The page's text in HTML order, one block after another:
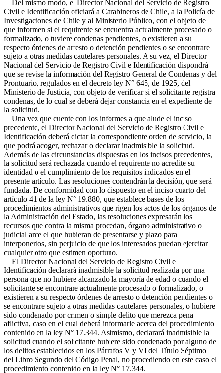
Del mismo modo, el Director Nacional del Servicio de Registro
Civil e Identificación oficiará a Carabineros de Chile, a la Policía de
Investigaciones de Chile y al Ministerio Público, con el objeto de
que informen si el requirente se encuentra actualmente procesado o
formalizado, o tuviere condenas pendientes, o existieren a su
respecto órdenes de arresto o detención pendientes o se encontrare
sujeto a otras medidas cautelares personales. A su vez, el Director
Nacional del Servicio de Registro Civil e Identificación dispondrá
que se revise la información del Registro General de Condenas y del
Prontuario, regulados en el decreto ley N° 645, de 1925, del
Ministerio de Justicia, con objeto de verificar si el solicitante registra
condenas, de lo cual se deberá dejar constancia en el expediente de
la solicitud.
Una vez que cuente con los informes a que alude el inciso
precedente, el Director Nacional del Servicio de Registro Civil e
Identificación deberá dictar la correspondiente orden de servicio, la
que podrá acoger, rechazar o declarar inadmisible la solicitud.
Además de las circunstancias dispuestas en los incisos precedentes,
la solicitud será rechazada cuando el requirente no acredite su
identidad o el cumplimiento de los requisitos indicados en el
presente artículo. Las resoluciones contendrán la decisión, que será
fundada. De conformidad con lo dispuesto en el inciso cuarto del
artículo 41 de la ley N° 19.880, que establece bases de los
procedimientos administrativos que rigen los actos de los órganos de
la Administración del Estado, las resoluciones expresarán los
recursos que contra la misma procedan, órgano administrativo o
judicial ante el que hubieran de presentarse y plazo para
interponerlos, sin perjuicio de que los interesados puedan ejercitar
cualquier otro que estimen oportuno.
El Director Nacional del Servicio de Registro Civil e
Identificación declarará inadmisible la solicitud realizada por una
persona que no hubiere alcanzado la mayoría de edad o cuando el
solicitante se encontrare actualmente procesado o formalizado, o
existieren a su respecto órdenes de arresto o detención pendientes o
se encontrare sujeto a otras medidas cautelares personales, o hubiere
sido condenado por crimen o simple delito que merezca pena
aflictiva, caso en el cual deberá informarle acerca del procedimiento
contenido en la ley N° 17.344. Asimismo, declarará inadmisible la
solicitud cuando el solicitante hubiere sido condenado por alguno de
los delitos establecidos en los Párrafos V y VI del Título Séptimo
del Libro Segundo del Código Penal, no procediendo en este caso el
procedimiento contenido en la ley N° 17.344.